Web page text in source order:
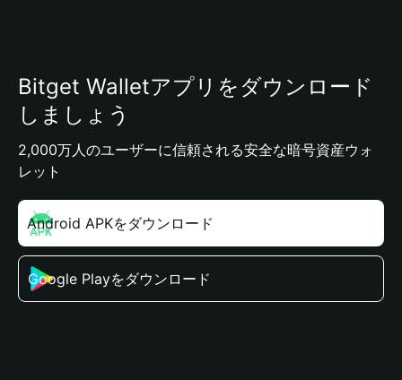
Bitget Walletアプリをダウンロード
しましょう
2,000万人のユーザーに信頼される安全な暗号資産ウォ
レット
Android APKをダウンロード
Google Playをダウンロード